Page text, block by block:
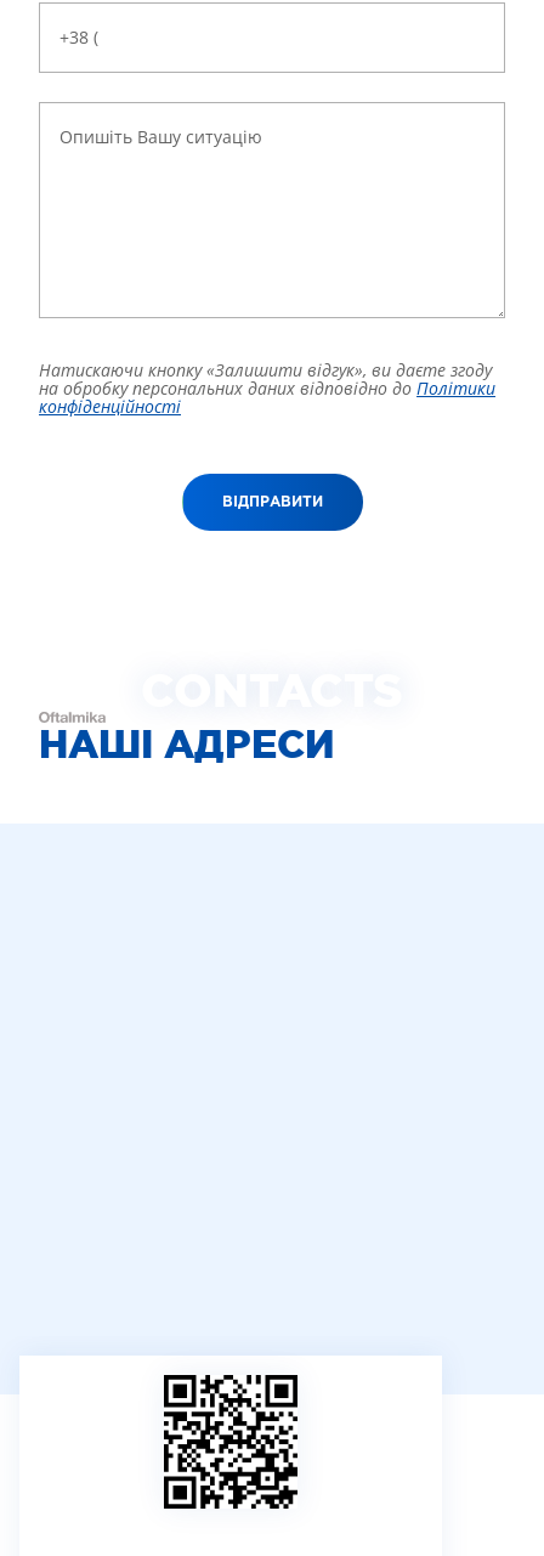
Натискаючи кнопку «Залишити відгук», ви даєте згоду
на обробку персональних даних відповідно до Політики
конфіденційності
ВІДПРАВИТИ
НАШІ АДРЕСИ